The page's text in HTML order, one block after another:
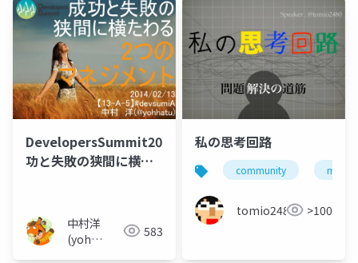
DevelopersSummit2014「成
功と失敗の狭間に横た
中村洋
(yoh
583
私の思考回路
community
tomio2480 >100